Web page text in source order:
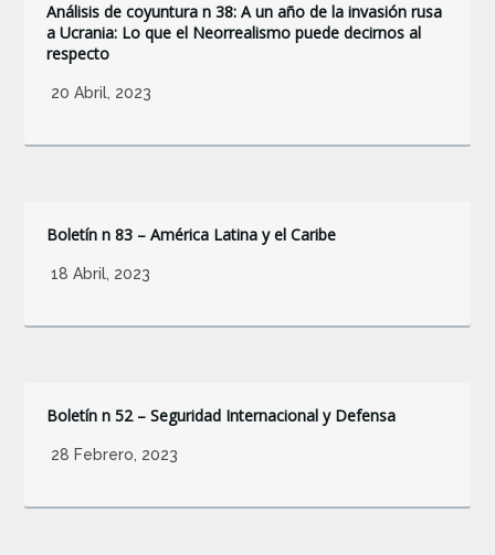
Análisis de coyuntura n 38: A un año de la invasión rusa
a Ucrania: Lo que el Neorrealismo puede decirnos al
respecto
20 Abril, 2023
Boletín n 83 – América Latina y el Caribe
18 Abril, 2023
Boletín n 52 – Seguridad Internacional y Defensa
28 Febrero, 2023